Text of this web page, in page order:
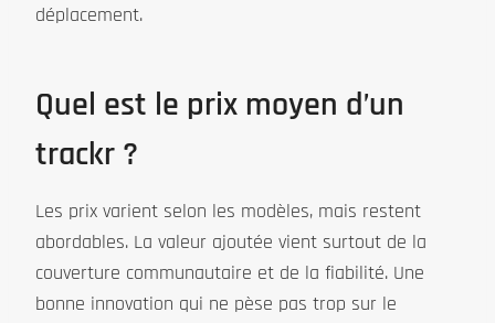
déplacement.
Quel est le prix moyen d’un
trackr ?
Les prix varient selon les modèles, mais restent
abordables. La valeur ajoutée vient surtout de la
couverture communautaire et de la fiabilité. Une
bonne innovation qui ne pèse pas trop sur le